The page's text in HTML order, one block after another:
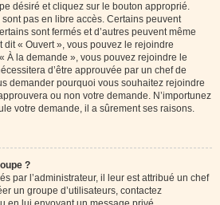
désiré et cliquez sur le bouton approprié.
pas en libre accès. Certains peuvent
sont fermés et d’autres peuvent même
« Ouvert », vous pouvez le rejoindre
À la demande », vous pouvez rejoindre le
d’être approuvée par un chef de
demander pourquoi vous souhaitez rejoindre
ou non votre demande. N’importunez
votre demande, il a sûrement ses raisons.
?
par l’administrateur, il leur est attribué un chef
un groupe d’utilisateurs, contactez